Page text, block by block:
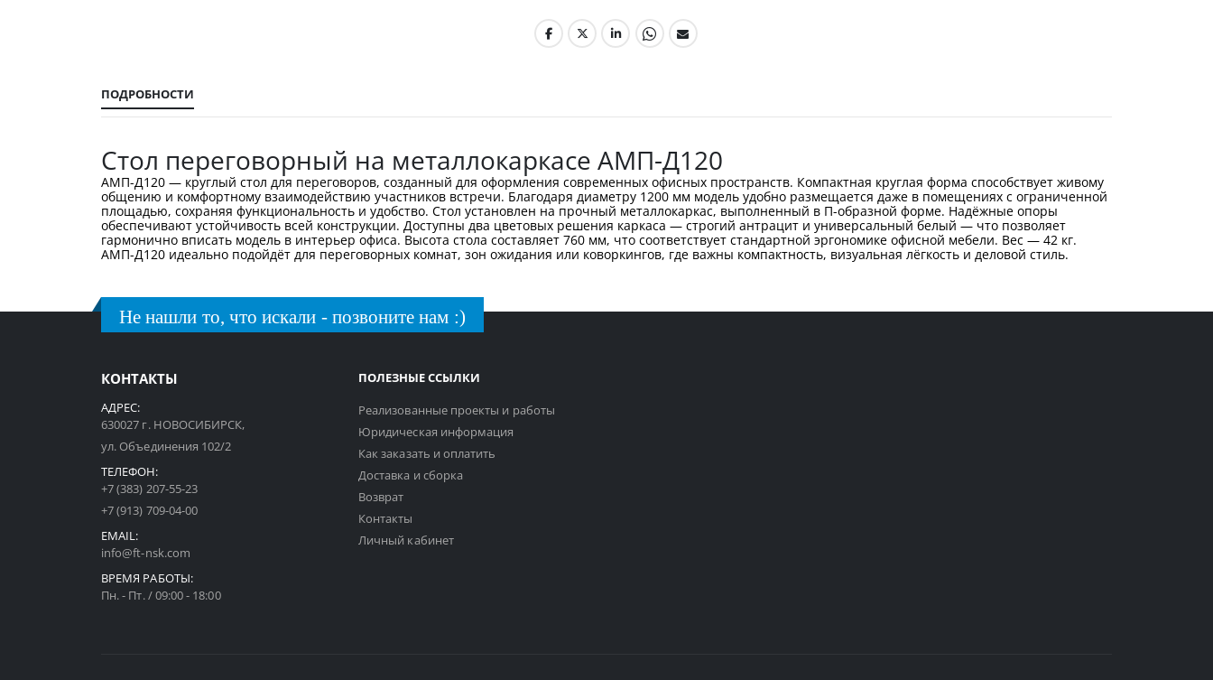
ПОДРОБНОСТИ
Стол переговорный на металлокаркасе АМП-Д120
АМП-Д120 — круглый стол для переговоров, созданный для оформления современных офисных пространств. Компактная круглая форма способствует живому
общению и комфортному взаимодействию участников встречи. Благодаря диаметру 1200 мм модель удобно размещается даже в помещениях с ограниченной
площадью, сохраняя функциональность и удобство. Стол установлен на прочный металлокаркас, выполненный в П-образной форме. Надёжные опоры
обеспечивают устойчивость всей конструкции. Доступны два цветовых решения каркаса — строгий антрацит и универсальный белый — что позволяет
гармонично вписать модель в интерьер офиса. Высота стола составляет 760 мм, что соответствует стандартной эргономике офисной мебели. Вес — 42 кг.
АМП-Д120 идеально подойдёт для переговорных комнат, зон ожидания или коворкингов, где важны компактность, визуальная лёгкость и деловой стиль.
Не нашли то, что искали - позвоните нам :)
КОНТАКТЫ
АДРЕС:
630027 г. НОВОСИБИРСК,
ул. Объединения 102/2
ТЕЛЕФОН:
+7 (383) 207-55-23
+7 (913) 709-04-00
EMAIL:
info@ft-nsk.com
ВРЕМЯ РАБОТЫ:
Пн. - Пт. / 09:00 - 18:00
ПОЛЕЗНЫЕ ССЫЛКИ
Реализованные проекты и работы
Юридическая информация
Как заказать и оплатить
Доставка и сборка
Возврат
Контакты
Личный кабинет